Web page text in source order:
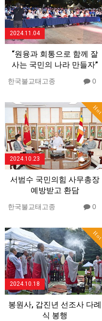
2024.11.04
“원융과 회통으로 함께 잘
사는 국민의 나라 만들자”
한국불교태고종 0
Hot
2024.10.23
서범수 국민의힘 사무총장
예방받고 환담
한국불교태고종 0
Hot
2024.10.18
봉원사, 갑진년 선조사 다례
식 봉행